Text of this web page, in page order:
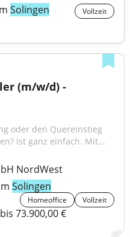
Solingen Vollzeit
(m/w/d) -
oder den Quereinstieg
Ist ganz einfach. Mit...
NordWest
Solingen
Homeoffice Vollzeit
73.900,00 €